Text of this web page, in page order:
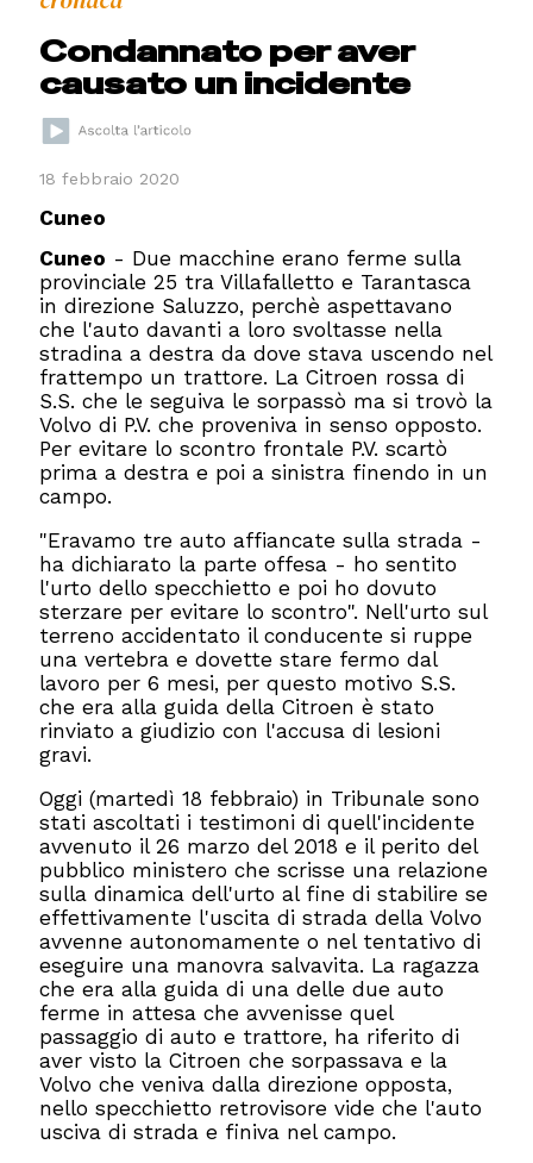
Condannato per aver
causato un incidente
18 febbraio 2020
Cuneo
Cuneo - Due macchine erano ferme sulla
provinciale 25 tra Villafalletto e Tarantasca
in direzione Saluzzo, perchè aspettavano
che l'auto davanti a loro svoltasse nella
stradina a destra da dove stava uscendo nel
frattempo un trattore. La Citroen rossa di
S.S. che le seguiva le sorpassò ma si trovò la
Volvo di P.V. che proveniva in senso opposto.
Per evitare lo scontro frontale P.V. scartò
prima a destra e poi a sinistra finendo in un
campo.
"Eravamo tre auto affiancate sulla strada -
ha dichiarato la parte offesa - ho sentito
l'urto dello specchietto e poi ho dovuto
sterzare per evitare lo scontro". Nell'urto sul
terreno accidentato il conducente si ruppe
una vertebra e dovette stare fermo dal
lavoro per 6 mesi, per questo motivo S.S.
che era alla guida della Citroen è stato
rinviato a giudizio con l'accusa di lesioni
gravi.
Oggi (martedì 18 febbraio) in Tribunale sono
stati ascoltati i testimoni di quell'incidente
avvenuto il 26 marzo del 2018 e il perito del
pubblico ministero che scrisse una relazione
sulla dinamica dell'urto al fine di stabilire se
effettivamente l'uscita di strada della Volvo
avvenne autonomamente o nel tentativo di
eseguire una manovra salvavita. La ragazza
che era alla guida di una delle due auto
ferme in attesa che avvenisse quel
passaggio di auto e trattore, ha riferito di
aver visto la Citroen che sorpassava e la
Volvo che veniva dalla direzione opposta,
nello specchietto retrovisore vide che l'auto
usciva di strada e finiva nel campo.